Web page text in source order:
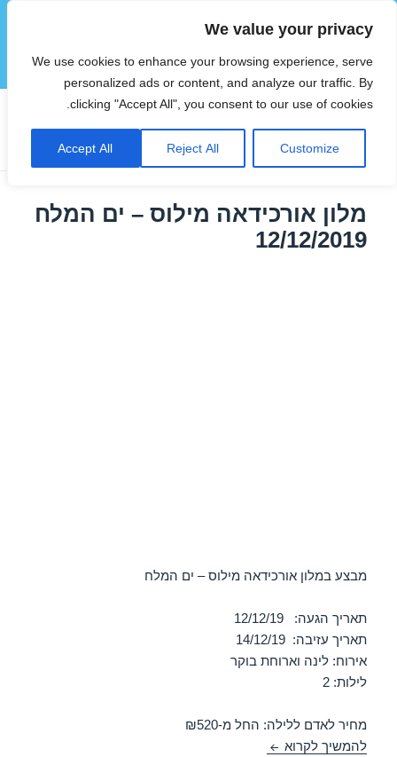
We value your privacy
We use cookies to enhance your browsing experience, serve
personalized ads or content, and analyze our traffic. By
clicking "Accept All", you consent to our use of cookies.
Customize
Reject All
Accept All
הוטצימר
תפריטים
ווידג'טים
תגית:מלונות בים המלח זולים
מלון אורכידאה מילוס – ים המלח
12/12/2019
מבצע במלון אורכידאה מילוס – ים המלח
תאריך הגעה: 12/12/19
תאריך עזיבה: 14/12/19
אירוח: לינה וארוחת בוקר
לילות: 2
מחיר לאדם ללילה: החל מ-₪520
להמשיך לקרוא מלון אורכידאה מילוס – ים המלח 12/12/2019